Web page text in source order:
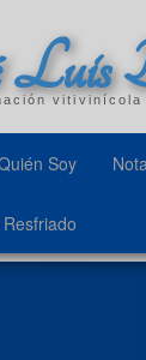
vitivinícola
Soy